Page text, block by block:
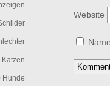
Katzen
Hunde
Website